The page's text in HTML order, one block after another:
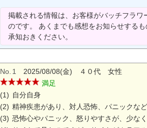
掲載される情報は、お客様がバッチフラ
のです。 あくまでも感想をお知らせする
承知おきください。
No. 1
2025/08/08(金) ４０代 女性
満足
(1) 自分自身
(2) 精神疾患があり、対人恐怖、パニックな
(3) 恐怖心やパニック、怒りやすさが、少な